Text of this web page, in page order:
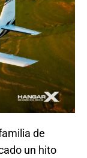
de
un hito